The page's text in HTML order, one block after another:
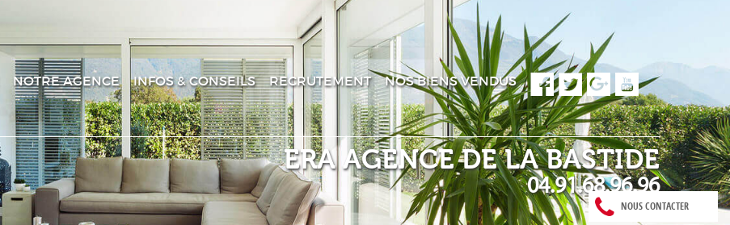
NOUS CONTACTER
NOTRE AGENCE INFOS & CONSEILS RECRUTEMENT NOS BIENS VENDUS
ERA AGENCE DE LA BASTIDE
04.91.68.96.96